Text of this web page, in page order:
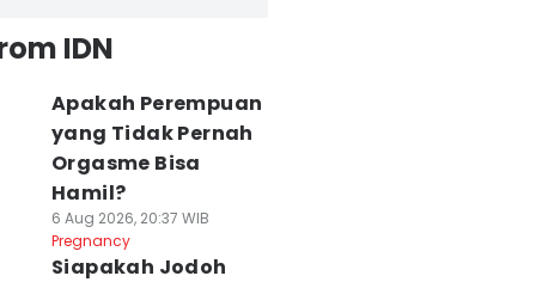
IDN
Apakah Perempuan
yang Tidak Pernah
Orgasme Bisa
Hamil?
6 Aug 2026, 20:37 WIB
Pregnancy
Siapakah Jodoh